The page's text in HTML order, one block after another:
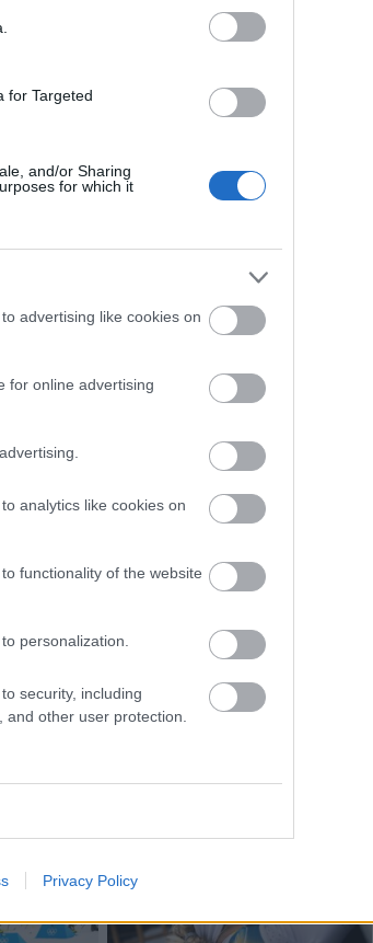
for Targeted
and/or Sharing
for which it
advertising like cookies on
for online advertising
analytics like cookies on
functionality of the website
personalization.
security, including
other user protection.
Privacy Policy
bronse på sprinten i Planica
fra å snyte Pål Golberg
fire i sprintfinalen. På OL i
fra Annecy.